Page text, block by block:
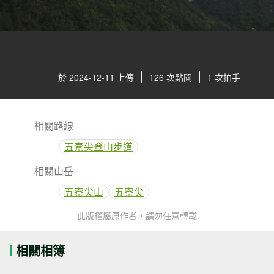
於 2024-12-11 上傳 126 次點閱 1 次拍手
相關路線
五寮尖登山步道
相關山岳
五寮尖山
五寮尖
此版權屬原作者，請勿任意轉載
相關相簿